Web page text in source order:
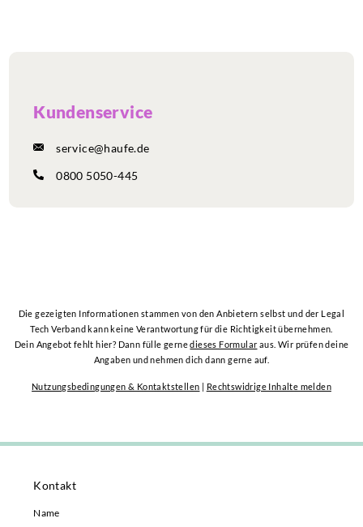
Kundenservice
service@haufe.de
0800 5050-445
Die gezeigten Informationen stammen von den Anbietern selbst und der Legal
Tech Verband kann keine Verantwortung für die Richtigkeit übernehmen.
Dein Angebot fehlt hier? Dann fülle gernedieses Formular aus. Wir prüfen deine
Angaben und nehmen dich dann gerne auf.
Nutzungsbedingungen & Kontaktstellen | Rechtswidrige Inhalte melden
Kontakt
Name